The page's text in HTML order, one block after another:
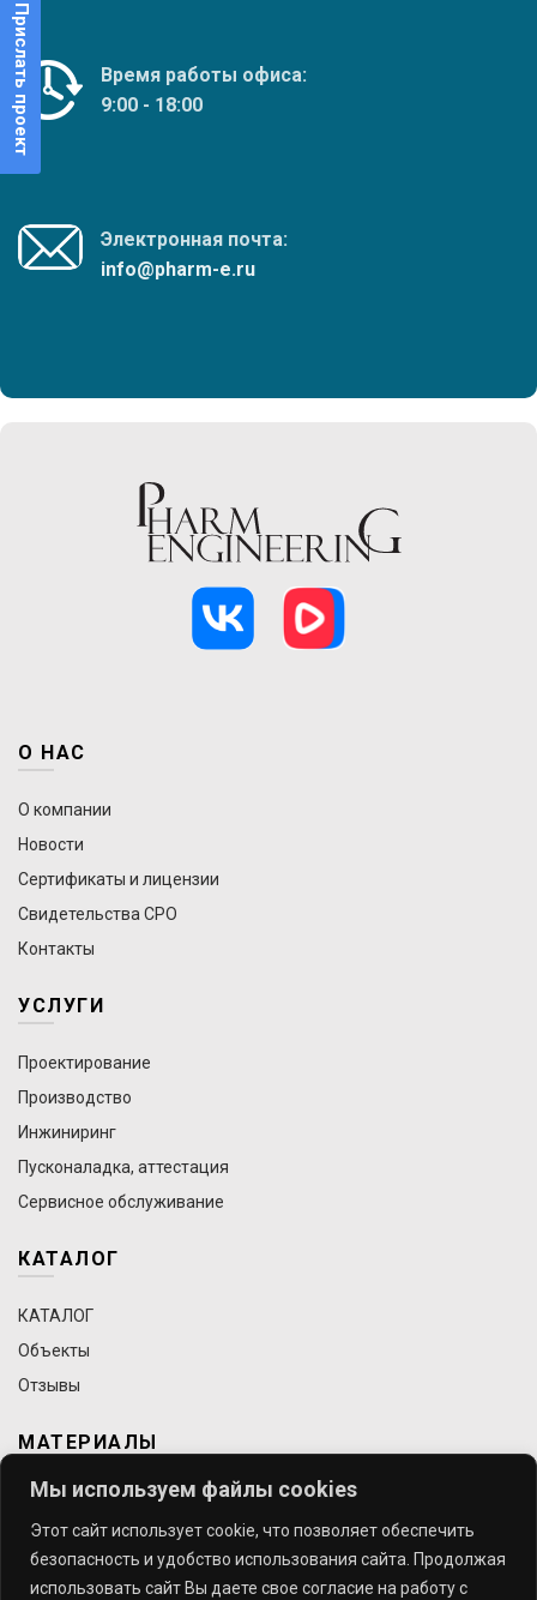
Мы используем файлы cookies
Этот сайт использует cookie, что позволяет обеспечить
безопасность и удобство использования сайта. Продолжая
использовать сайт Вы даете свое согласие на работу с
Время работы офиса:
9:00 - 18:00
Электронная почта:
info@pharm-e.ru
О НАС
О компании
Новости
Сертификаты и лицензии
Свидетельства СРО
Контакты
УСЛУГИ
Проектирование
Производство
Инжиниринг
Пусконаладка, аттестация
Сервисное обслуживание
КАТАЛОГ
КАТАЛОГ
Объекты
Отзывы
МАТЕРИАЛЫ
Статьи
Требования к строительству чистых помещений
Выставки
Прислать проект